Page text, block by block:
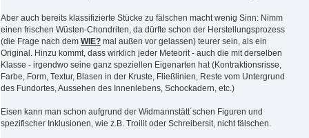
Aber auch bereits klassifizierte Stücke zu fälschen macht wenig Sinn: Nimm
einen frischen Wüsten-Chondriten, da dürfte schon der Herstellungsprozess
(die Frage nach dem WIE? mal außen vor gelassen) teurer sein, als ein
Original. Hinzu kommt, dass wirklich jeder Meteorit - auch die mit derselben
Klasse - irgendwo seine ganz speziellen Eigenarten hat (Kontraktionsrisse,
Farbe, Form, Textur, Blasen in der Kruste, Fließlinien, Reste vom Untergrund
des Fundortes, Aussehen des Innenlebens, Schockadern, etc.)
Eisen kann man schon aufgrund der Widmannstätt´schen Figuren und
spezifischer Inklusionen, wie z.B. Troilit oder Schreibersit, nicht fälschen.